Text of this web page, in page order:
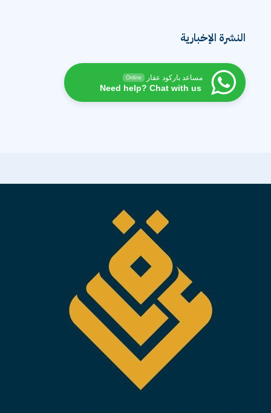
النشرة الإخبارية
مساعد باركود عقار Online
Need help? Chat with us